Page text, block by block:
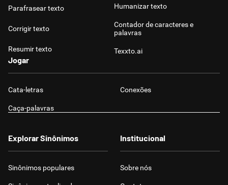
Parafrasear texto
Corrigir texto
Resumir texto
Humanizar texto
Contador de caracteres e
palavras
Texxto.ai
Jogar
Cata-letras Conexões
Caça-palavras
Explorar Sinônimos
Sinônimos populares
Institucional
Sobre nós